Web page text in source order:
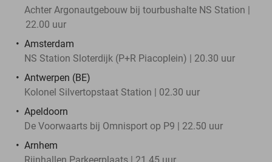
Achter Argonautgebouw bij tourbushalte NS Station |
22.00 uur
Amsterdam
NS Station Sloterdijk (P+R Piacoplein) | 20.30 uur
Antwerpen (BE)
Kolonel Silvertopstaat Station | 02.30 uur
Apeldoorn
De Voorwaarts bij Omnisport op P9 | 22.50 uur
Arnhem